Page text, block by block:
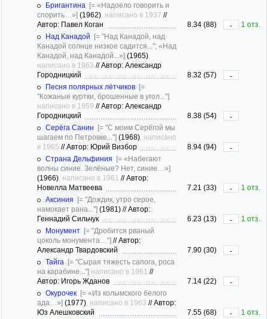
Бригантина [= «Надоело говорить и
спорить…»] (1962) , написано в 1937 //
Автор: Павел Коган
8.34 (88) -
1 отз.
Над Канадой [= "Над Канадой, над
Канадой солнце низкое садится..."; «Над
Канадой, над Канадой...»] (1965)
написано в 1963 //Автор: Александр
Городницкий
8.32 (57)
-
Песня полярных лётчиков [=
"Кожаные куртки, брошенные в угол..."]
написано в 1959 //Автор: Александр
Городницкий
8.38 (54)
-
Серёга Санин [= "С моим Серёгой мы
шагаем по Петровке..."] (1968) , написано
в 1965 //Автор: Юрий Визбор 8.94 (94)
-
Страна Дельфиния [= «Набегают
волны синие. Зелёные? Нет, синие…»]
(1966) , написано в 1961 //Автор:
Новелла Матвеева
7.21 (33) -
1 отз.
Аксиния [= "Дождик, утро серое,
намокает рана..."] (1981) //Автор:
Геннадий Сильчук
6.23 (13) -
1 отз.
Монумент [= "Дробится рваный
цоколь монумента…"] //Автор:
Александр Твардовский
7.90 (30)
-
Тайга [= "Сырая тяжесть сапога, роса
на карабине..."] написано в 1961 //
Автор: Игорь Жданов
7.14 (22)
-
Окурочек [= «Из колымского белого
ада…»] (1977) , написано в 1963 //Автор:
Юз Алешковский
7.55 (68) -
1 отз.